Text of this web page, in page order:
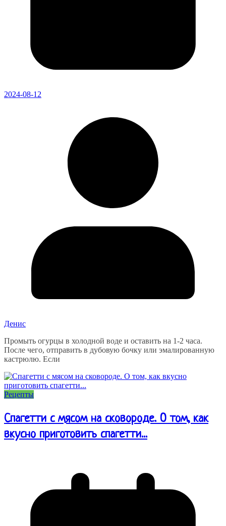
2024-08-12
Денис
Промыть огурцы в холодной воде и оставить на 1-2 часа.
После чего, отправить в дубовую бочку или эмалированную
кастрюлю. Если
Рецепты
Спагетти с мясом на сковороде. О том, как
вкусно приготовить спагетти...